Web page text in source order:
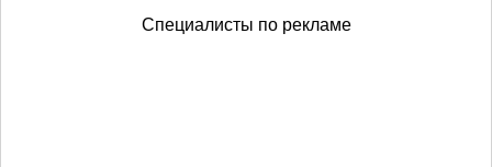
Специалисты по рекламе